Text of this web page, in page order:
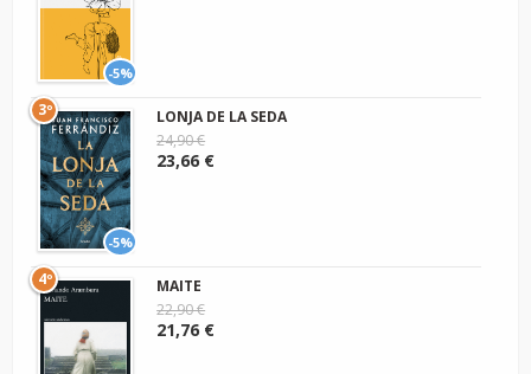
-5%
-5%
3º
LONJA DE LA SEDA
24,90 €
23,66 €
4º
MAITE
22,90 €
21,76 €